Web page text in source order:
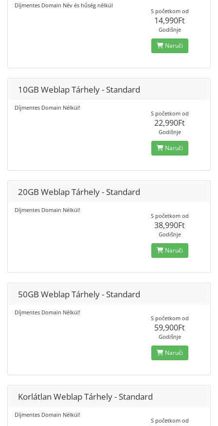
Díjmentes Domain Név és hűség nélkül
S početkom od
14,990Ft
Godišnje
Naruči
10GB Weblap Tárhely - Standard
Díjmentes Domain Nélkül!
S početkom od
22,990Ft
Godišnje
Naruči
20GB Weblap Tárhely - Standard
Díjmentes Domain Nélkül!
S početkom od
38,990Ft
Godišnje
Naruči
50GB Weblap Tárhely - Standard
Díjmentes Domain Nélkül!
S početkom od
59,900Ft
Godišnje
Naruči
Korlátlan Weblap Tárhely - Standard
Díjmentes Domain Nélkül!
S početkom od